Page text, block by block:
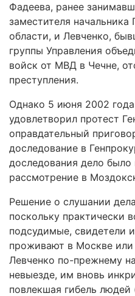
Фадеева, ранее
заместителя
области, и Левченко,
группы Управления
войск от МВД в Чечне,
преступления.
Однако 5 июня 2002
удовлетворил протест
оправдательный
доследование в
доследования дело было
рассмотрение в
Решение о слушании
поскольку практически
подсудимые, свидетели
проживают в Москве
Левченко по-прежнему
невыезде, им вновь
повлекшая гибель